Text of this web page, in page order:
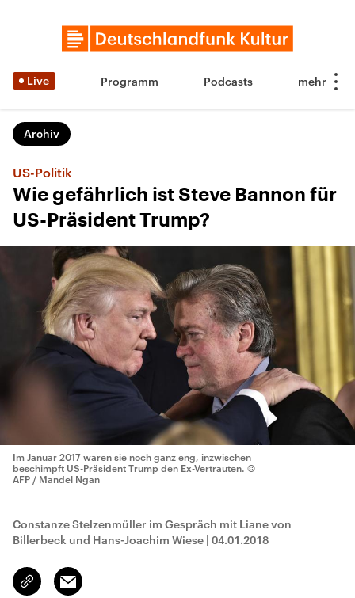
Live Programm Podcasts
Archiv
US-Politik
Wie gefährlich ist Steve Bannon für
US-Präsident Trump?
Im Januar 2017 waren sie noch ganz eng, inzwischen
beschimpft US-Präsident Trump den Ex-Vertrauten. ©
AFP / Mandel Ngan
Constanze Stelzenmüller im Gespräch mit Liane von
Billerbeck und Hans-Joachim Wiese | 04.01.2018
Link
kopieren/teilen
Email